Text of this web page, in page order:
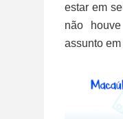
estar em
não
assunto